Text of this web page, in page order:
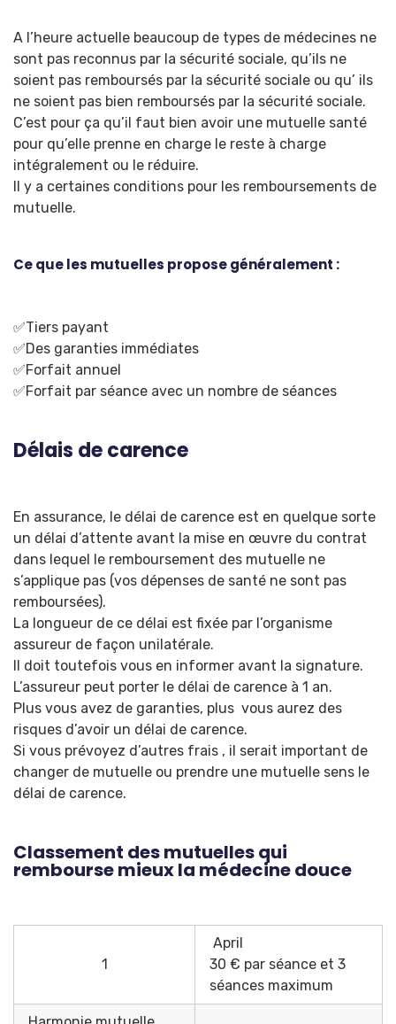
A l’heure actuelle beaucoup de types de médecines ne
sont pas reconnus par la sécurité sociale, qu’ils ne
soient pas remboursés par la sécurité sociale ou qu’ ils
ne soient pas bien remboursés par la sécurité sociale.
C’est pour ça qu’il faut bien avoir une mutuelle santé
pour qu’elle prenne en charge le reste à charge
intégralement ou le réduire.
Il y a certaines conditions pour les remboursements de
mutuelle.
Ce que les mutuelles propose généralement :
✅Tiers payant
✅Des garanties immédiates
✅Forfait annuel
✅Forfait par séance avec un nombre de séances
Délais de carence
En assurance, le délai de carence est en quelque sorte
un délai d’attente avant la mise en œuvre du contrat
dans lequel le remboursement des mutuelle ne
s’applique pas (vos dépenses de santé ne sont pas
remboursées).
La longueur de ce délai est fixée par l’organisme
assureur de façon unilatérale.
Il doit toutefois vous en informer avant la signature.
L’assureur peut porter le délai de carence à 1 an.
Plus vous avez de garanties, plus vous aurez des
risques d’avoir un délai de carence.
Si vous prévoyez d’autres frais , il serait important de
changer de mutuelle ou prendre une mutuelle sens le
délai de carence.
Classement des mutuelles qui
rembourse mieux la médecine douce
1️
April
30 € par séance et 3
séances maximum